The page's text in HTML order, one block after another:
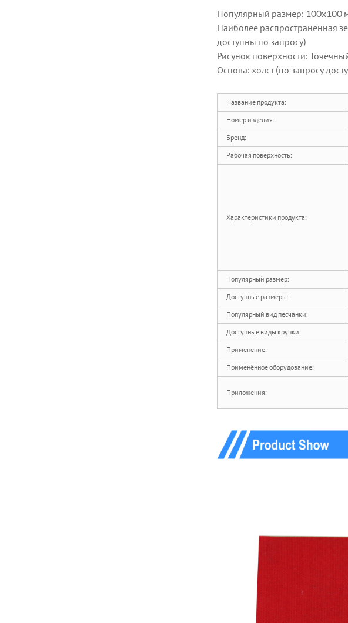
Популярный размер: 100x100
Наиболее распространенная
доступны по запросу)
Рисунок поверхности:
Основа: холст (по запросу
Название продукта:
Номер изделия:
Бренд:
Рабочая поверхность:
Характеристики продукта:
Популярный размер:
Доступные размеры:
Популярный вид песчанки:
Доступные виды крупки:
Применение:
Применённое оборудование:
Приложения: